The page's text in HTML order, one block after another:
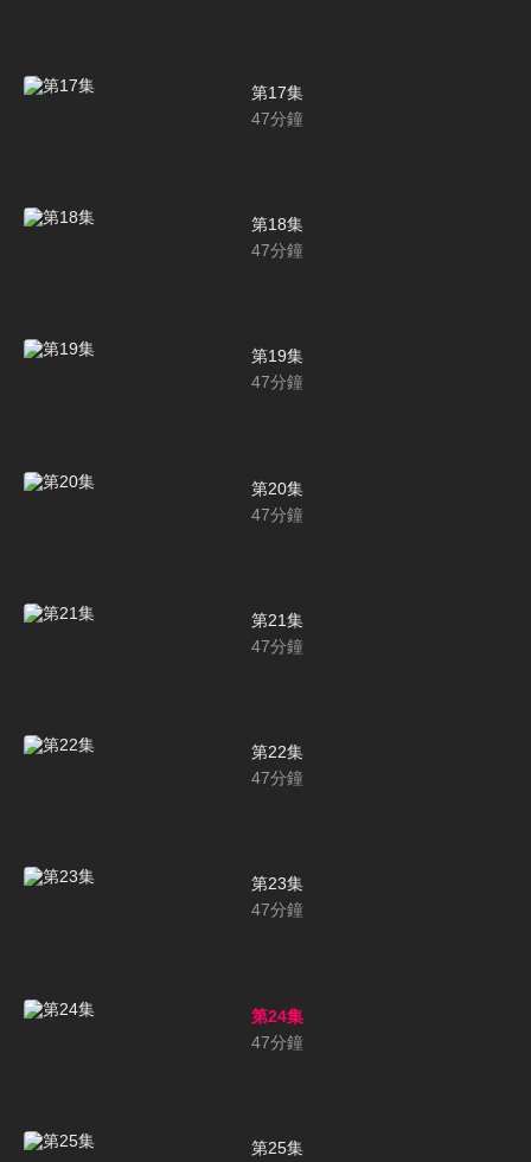
第17集
47分鐘
第18集
47分鐘
第19集
47分鐘
第20集
47分鐘
第21集
47分鐘
第22集
47分鐘
第23集
47分鐘
第24集
47分鐘
第25集